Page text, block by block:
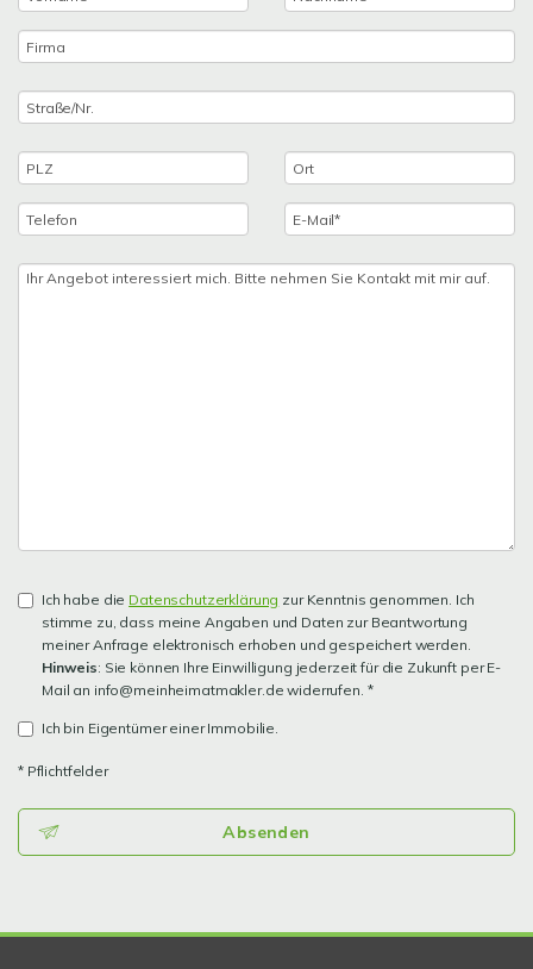
Ich habe die Datenschutzerklärung zur Kenntnis genommen. Ich
stimme zu, dass meine Angaben und Daten zur Beantwortung
meiner Anfrage elektronisch erhoben und gespeichert werden.
Hinweis: Sie können Ihre Einwilligung jederzeit für die Zukunft per E-
Mail an info@meinheimatmakler.de widerrufen. *
Ich bin Eigentümer einer Immobilie.
* Pflichtfelder
Absenden